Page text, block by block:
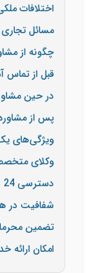
اختلافات
مسائل تجاری
چگونه از
قبل از تماس
در حین
پس از
ویژگی‌های
وکلای
دسترسی 24 ساعته
شفافیت در
تضمین
امکان ارائه